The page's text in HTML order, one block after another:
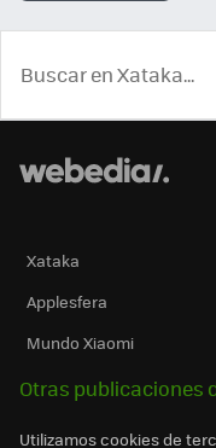
Xataka
Applesfera
Mundo Xiaomi
Otras publicaciones
Utilizamos cookies de